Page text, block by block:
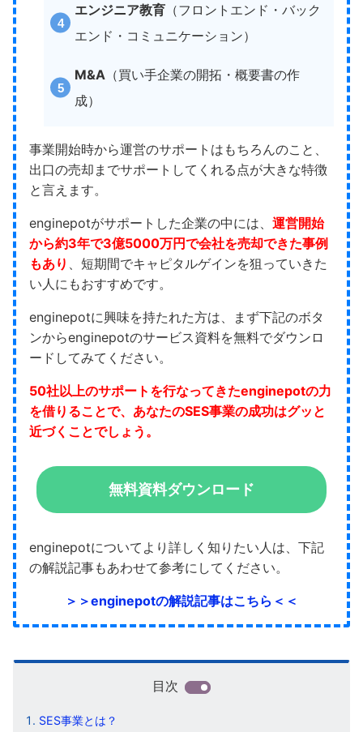
エンジニア教育 （フロントエンド・バック
エンド・コミュニケーション）
M&A （買い手企業の開拓・概要書の作
成）
事業開始時から運営のサポートはもちろんのこと、
出口の売却までサポートしてくれる点が大きな特徴
と言えます。
enginepotがサポートした企業の中には、 運営開始
から約3年で3億5000万円で会社を売却できた事例
もあり 、短期間でキャピタルゲインを狙っていきた
い人にもおすすめです。
enginepotに興味を持たれた方は、まず下記のボタ
ンからenginepotのサービス資料を無料でダウンロ
ードしてみてください。
50社以上のサポートを行なってきたenginepotの力
を借りることで、あなたのSES事業の成功はグッと
近づくことでしょう。
無料資料ダウンロード
enginepotについてより詳しく知りたい人は、下記
の解説記事もあわせて参考にしてください。
＞＞enginepotの解説記事はこちら＜＜
目次
SES事業とは？